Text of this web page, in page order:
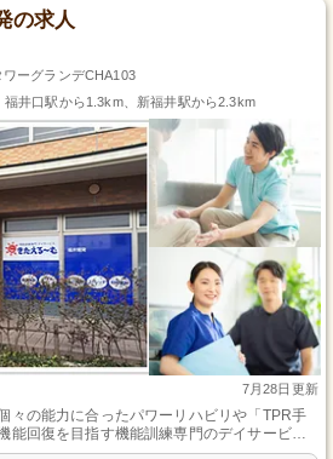
の求人
ーグランデCHA103
福井口駅から1.3km、新福井駅から2.3km
7月28日更新
々の能力に合ったパワーリハビリや「TPR手
能回復を目指す機能訓練専門のデイサービス
」を運営する株式会社番匠本店が安全に運営